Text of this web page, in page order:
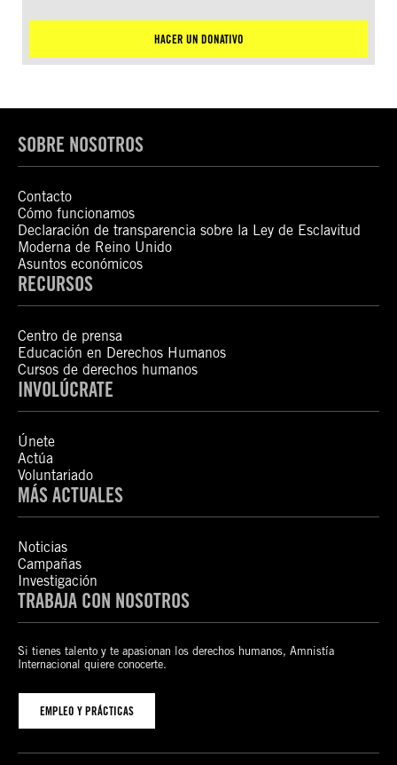
HACER UN DONATIVO
SOBRE NOSOTROS
Contacto
Cómo funcionamos
Declaración de transparencia sobre la Ley de Esclavitud
Moderna de Reino Unido
Asuntos económicos
RECURSOS
Centro de prensa
Educación en Derechos Humanos
Cursos de derechos humanos
INVOLÚCRATE
Únete
Actúa
Voluntariado
MÁS ACTUALES
Noticias
Campañas
Investigación
TRABAJA CON NOSOTROS
Si tienes talento y te apasionan los derechos humanos, Amnistía
Internacional quiere conocerte.
EMPLEO Y PRÁCTICAS